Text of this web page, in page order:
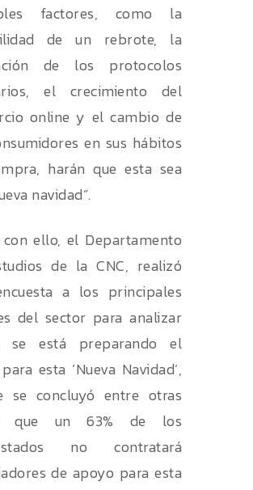
factores, como la
de un rebrote, la
de los protocolos
el crecimiento del
online y el cambio de
en sus hábitos
harán que esta sea
navidad”.
ello, el Departamento
de la CNC, realizó
a los principales
del sector para analizar
se está preparando el
esta ‘Nueva Navidad’,
se concluyó entre otras
que un 63% de los
no contratará
de apoyo para esta